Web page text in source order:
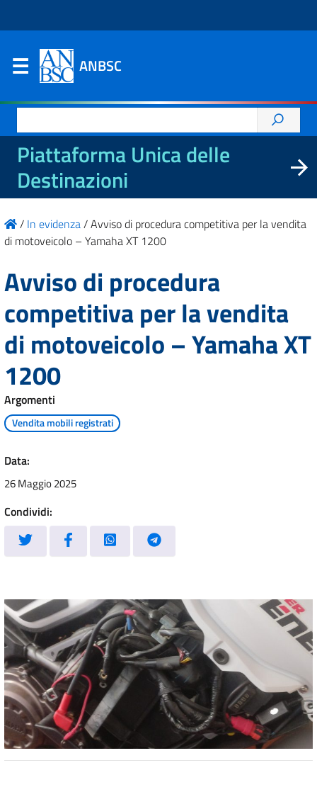
ANBSC
per:
Piattaforma Unica delle
Destinazioni
/ In evidenza/Avviso di procedura competitiva per la vendita
di motoveicolo – Yamaha XT 1200
Avviso di procedura
competitiva per la vendita
di motoveicolo – Yamaha XT
1200
Argomenti
Vendita mobili registrati
Data:
26 Maggio 2025
Condividi: